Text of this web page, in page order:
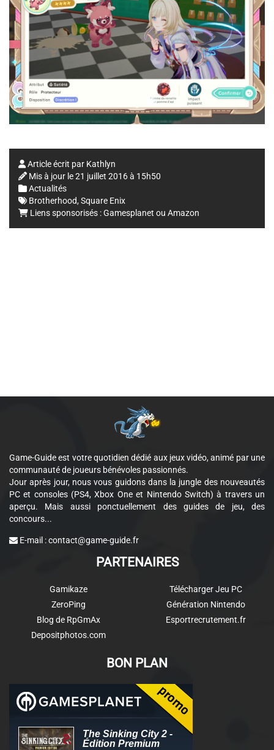
Article écrit par Kathlyn
Mis à jour le21 juillet 2016 à 15h50
Actualités
Brotherhood, Square Enix
Liens sponsorisés :Gamesplanet ou Amazon
Game-Guide est votre quotidien dédié aux jeux vidéo, animé par une
communauté de joueurs bénévoles passionnés.
Jour après jour, nous vous guidons dans la jungle des nouveautés
PC et consoles (PS4, Xbox One et Nintendo Switch) à travers un
aperçu. Mais aussi ponctuellement des guides de jeu, des
concours...
E-mail :contact@game-guide.fr
PARTENAIRES
Gamikaze
ZeroPing
Blog de RpGmAx
Depositphotos.com
Télécharger Jeu PC
Génération Nintendo
Esportrecrutement.fr
BON PLAN